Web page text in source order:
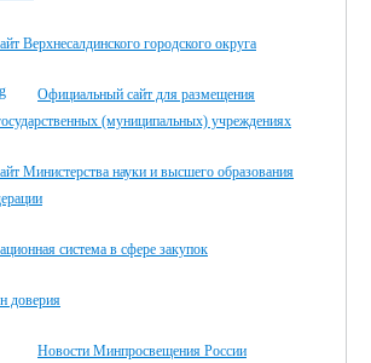
Верхнесалдинского городского округа
Официальный сайт для размещения
(муниципальных) учреждениях
Министерства науки и высшего образования
система в сфере закупок
доверия
Новости Минпросвещения России